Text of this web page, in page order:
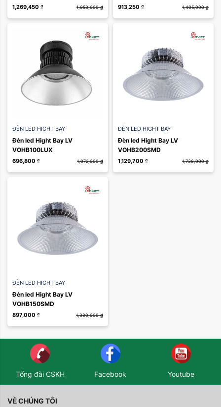
1,269,450 ₫ 1,953,000 ₫ 913,250 ₫ 1,405,000 ₫
ĐÈN LED HIGHT BAY
Đèn led Hight Bay LV
VOHB100LUX
696,800 ₫ 1,072,000 ₫
ĐÈN LED HIGHT BAY
Đèn led Hight Bay LV
VOHB200SMD
1,129,700 ₫ 1,738,000 ₫
ĐÈN LED HIGHT BAY
Đèn led Hight Bay LV
VOHB150SMD
897,000 ₫ 1,380,000 ₫
Tổng đài CSKH Facebook Youtube
VỀ CHÚNG TÔI